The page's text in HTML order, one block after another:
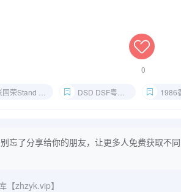
0
荣Stand Up SACD下载 DSD DSF粤语经典 1986香港
忘了分享给你的朋友，让更多人免费获取不
【zhzyk.vip】